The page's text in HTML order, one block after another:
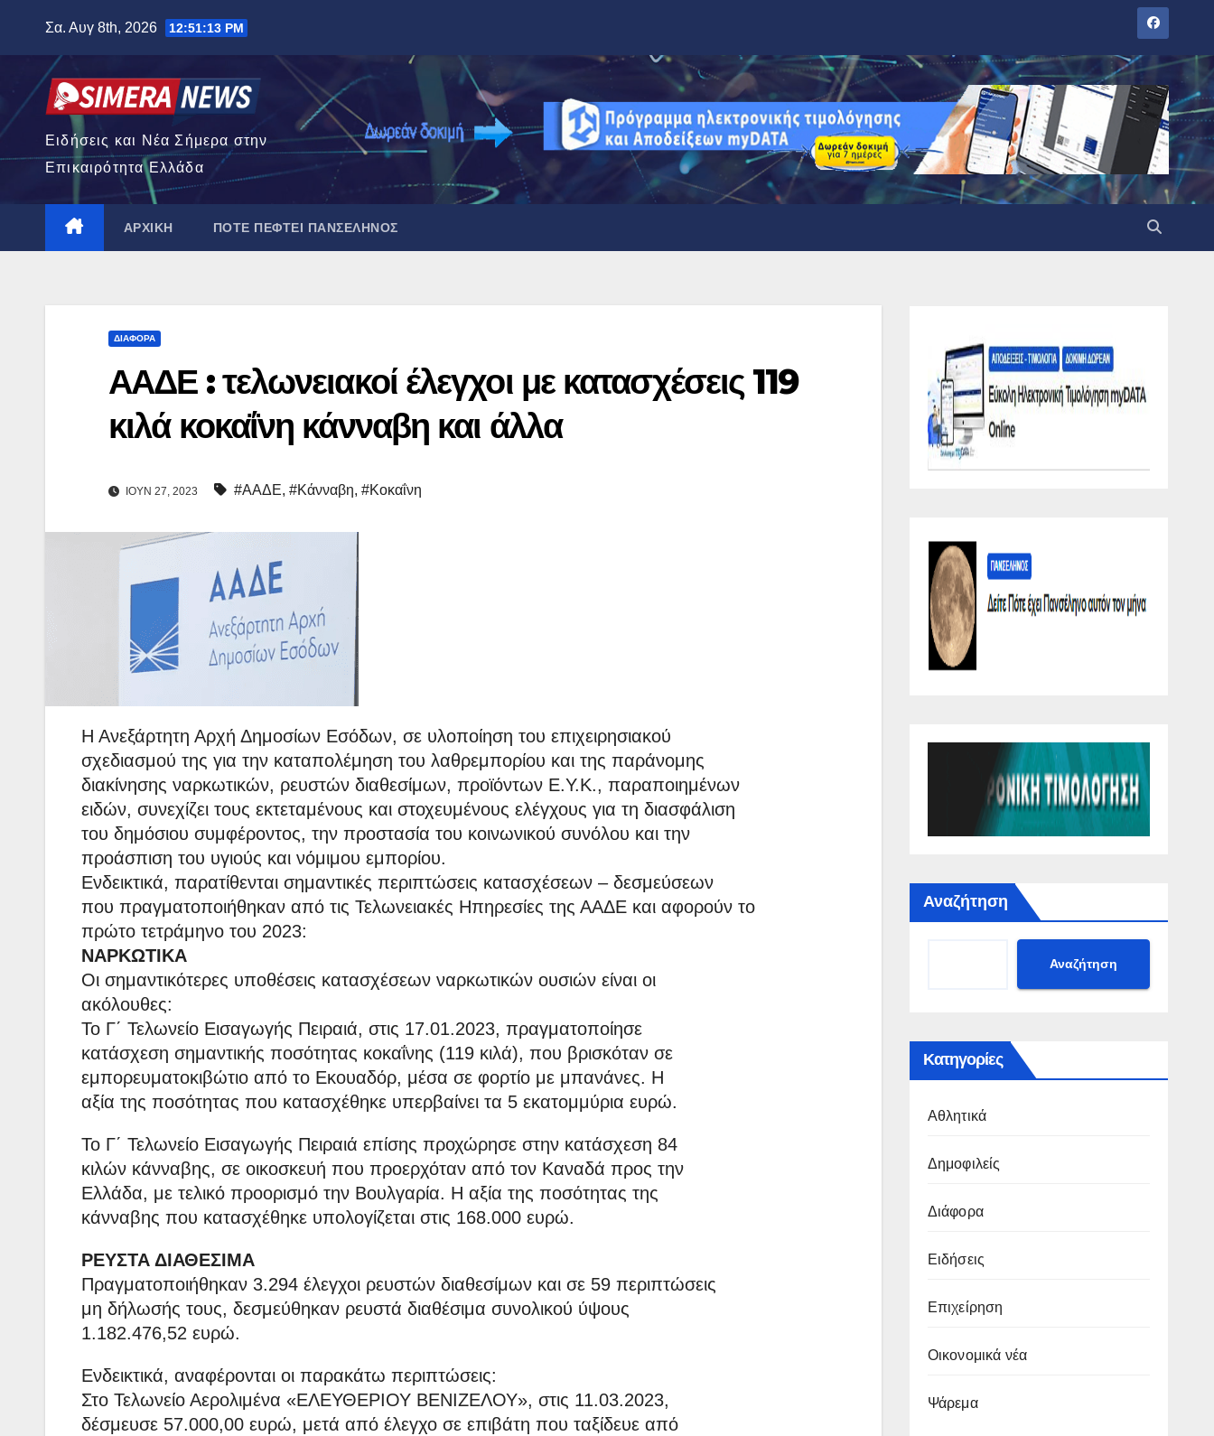
περιεχόμενο
Σα. Αυγ 8th, 2026 12:51:14 PM
Ειδήσεις και Νέα Σήμερα στην
Επικαιρότητα Ελλάδα
ΑΡΧΙΚΉ ΠΌΤΕ ΠΈΦΤΕΙ ΠΑΝΣΈΛΗΝΟΣ
ΔΙΆΦΟΡΑ
ΑΑΔΕ : τελωνειακοί έλεγχοι με κατασχέσεις 119
κιλά κοκαΐνη κάνναβη και άλλα
ΙΟΎΝ 27, 2023 #ΑΑΔΕ, #Κάνναβη, #Κοκαΐνη
Η Ανεξάρτητη Αρχή Δημοσίων Εσόδων, σε υλοποίηση του επιχειρησιακού
σχεδιασμού της για την καταπολέμηση του λαθρεμπορίου και της παράνομης
διακίνησης ναρκωτικών, ρευστών διαθεσίμων, προϊόντων Ε.Υ.Κ., παραποιημένων
ειδών, συνεχίζει τους εκτεταμένους και στοχευμένους ελέγχους για τη διασφάλιση
του δημόσιου συμφέροντος, την προστασία του κοινωνικού συνόλου και την
προάσπιση του υγιούς και νόμιμου εμπορίου.
Ενδεικτικά, παρατίθενται σημαντικές περιπτώσεις κατασχέσεων – δεσμεύσεων
που πραγματοποιήθηκαν από τις Τελωνειακές Ηπηρεσίες της ΑΑΔΕ και αφορούν το
πρώτο τετράμηνο του 2023:
ΝΑΡΚΩΤΙΚΑ
Οι σημαντικότερες υποθέσεις κατασχέσεων ναρκωτικών ουσιών είναι οι
ακόλουθες:
Το Γ΄ Τελωνείο Εισαγωγής Πειραιά, στις 17.01.2023, πραγματοποίησε
κατάσχεση σημαντικής ποσότητας κοκαΐνης (119 κιλά), που βρισκόταν σε
εμπορευματοκιβώτιο από το Εκουαδόρ, μέσα σε φορτίο με μπανάνες. Η
αξία της ποσότητας που κατασχέθηκε υπερβαίνει τα 5 εκατομμύρια ευρώ.
Το Γ΄ Τελωνείο Εισαγωγής Πειραιά επίσης προχώρησε στην κατάσχεση 84
κιλών κάνναβης, σε οικοσκευή που προερχόταν από τον Καναδά προς την
Ελλάδα, με τελικό προορισμό την Βουλγαρία. Η αξία της ποσότητας της
κάνναβης που κατασχέθηκε υπολογίζεται στις 168.000 ευρώ.
ΡΕΥΣΤΑ ΔΙΑΘΕΣΙΜΑ
Πραγματοποιήθηκαν 3.294 έλεγχοι ρευστών διαθεσίμων και σε 59 περιπτώσεις
μη δήλωσής τους, δεσμεύθηκαν ρευστά διαθέσιμα συνολικού ύψους
1.182.476,52 ευρώ.
Ενδεικτικά, αναφέρονται οι παρακάτω περιπτώσεις:
Στο Τελωνείο Αερολιμένα «ΕΛΕΥΘΕΡΙΟΥ ΒΕΝΙΖΕΛΟΥ», στις 11.03.2023,
δέσμευσε 57.000,00 ευρώ, μετά από έλεγχο σε επιβάτη που ταξίδευε από
Αναζήτηση
Αναζήτηση
Κατηγορίες
Αθλητικά
Δημοφιλείς
Διάφορα
Ειδήσεις
Επιχείρηση
Οικονομικά νέα
Ψάρεμα